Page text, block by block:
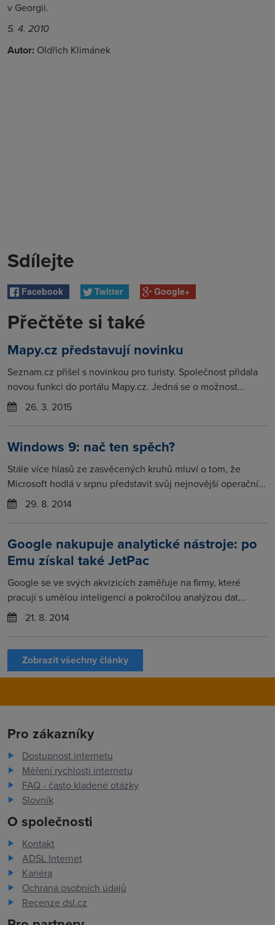
v Georgii.
5. 4. 2010
Autor: Oldřich Klimánek
Sdílejte
Facebook Twitter Google+
Přečtěte si také
Mapy.cz představují novinku
Seznam.cz přišel s novinkou pro turisty. Společnost přidala
novou funkci do portálu Mapy.cz. Jedná se o možnost...
26. 3. 2015
Windows 9: nač ten spěch?
Stále více hlasů ze zasvěcených kruhů mluví o tom, že
Microsoft hodlá v srpnu představit svůj nejnovější operační...
29. 8. 2014
Google nakupuje analytické nástroje: po
Emu získal také JetPac
Google se ve svých akvizicích zaměřuje na firmy, které
pracují s umělou inteligencí a pokročilou analýzou dat...
21. 8. 2014
Zobrazit všechny články
Pro zákazníky
Dostupnost internetu
Měření rychlosti internetu
FAQ - často kladené otázky
Slovník
O společnosti
Kontakt
ADSL Internet
Kariéra
Ochrana osobních údajů
Recenze dsl.cz